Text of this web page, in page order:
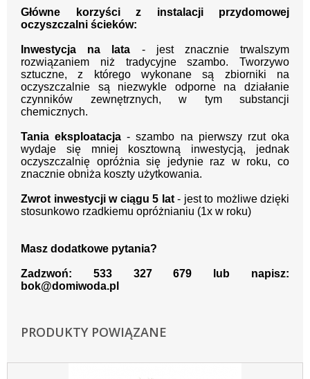
Główne korzyści z instalacji przydomowej
oczyszczalni ścieków:
Inwestycja na lata - jest znacznie trwalszym
rozwiązaniem niż tradycyjne szambo. Tworzywo
sztuczne, z którego wykonane są zbiorniki na
oczyszczalnie są niezwykle odporne na działanie
czynników zewnętrznych, w tym substancji
chemicznych.
Tania eksploatacja - szambo na pierwszy rzut oka
wydaje się mniej kosztowną inwestycją, jednak
oczyszczalnię opróżnia się jedynie raz w roku, co
znacznie obniża koszty użytkowania.
Zwrot inwestycji w ciągu 5 lat- jest to możliwe dzięki
stosunkowo rzadkiemu opróżnianiu (1x w roku)
Masz dodatkowe pytania?
Zadzwoń: 533 327 679 lub napisz:
bok@domiwoda.pl
PRODUKTY POWIĄZANE